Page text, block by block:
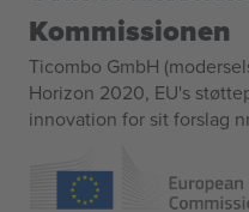
Kommissionen
Ticombo GmbH
Horizon 2020, EU's
innovation for sit forslag